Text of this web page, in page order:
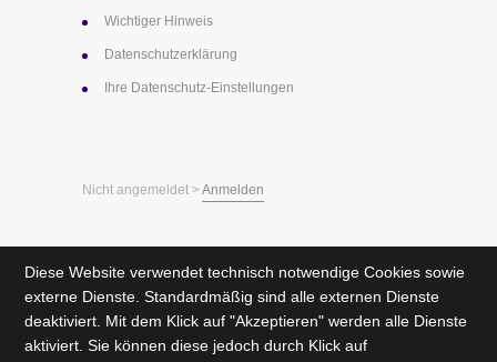
Wichtiger Hinweis
Datenschutz­erklärung
Ihre Datenschutz-Einstellungen
Nicht angemeldet >Anmelden
Diese Website verwendet technisch notwendige Cookies sowie
externe Dienste. Standardmäßig sind alle externen Dienste
deaktiviert. Mit dem Klick auf "Akzeptieren" werden alle Dienste
aktiviert. Sie können diese jedoch durch Klick auf